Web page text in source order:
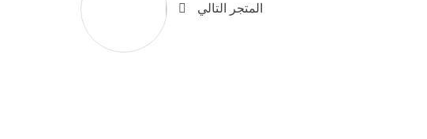
المتجر التالي